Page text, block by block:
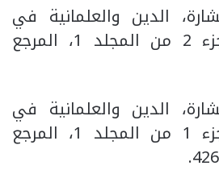
الدين والعلمانية في
سياق تاريخي، الجزء 2 من المجلد 1، المرجع
الدين والعلمانية في
سياق تاريخي، الجزء 1 من المجلد 1، المرجع